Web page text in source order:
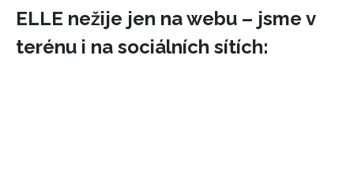
ELLE nežije jen na webu – jsme v
terénu i na sociálních sítích: